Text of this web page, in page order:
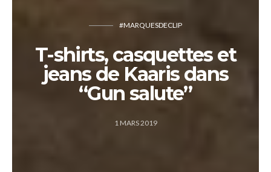
#MARQUESDECLIP
T-shirts, casquettes et
jeans de Kaaris dans
“Gun salute”
1 MARS 2019